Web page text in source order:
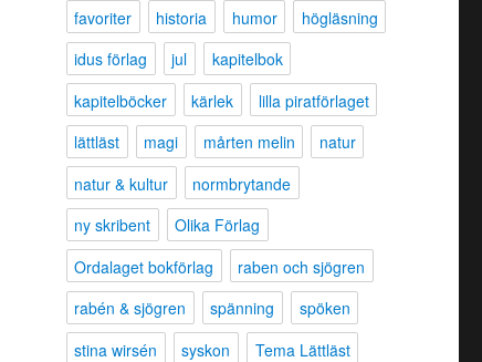
favoriter
historia humor
högläsning
idus förlag
jul
kapitelbok
kapitelböcker
kärlek
lilla piratförlaget
lättläst
magi mårten melin
natur
natur & kultur
normbrytande
ny skribent
Olika Förlag
Ordalaget bokförlag
raben och sjögren
rabén & sjögren
spänning
spöken
stina wirsén
syskon
Tema Lättläst